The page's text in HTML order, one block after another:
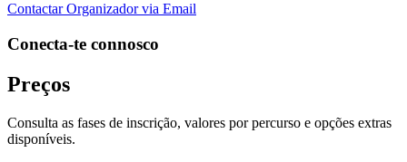
Contactar Organizador via Email
Conecta-te connosco
Preços
Consulta as fases de inscrição, valores por percurso e opções extras
disponíveis.